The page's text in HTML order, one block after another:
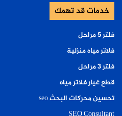
خدمات قد تهمك
فلتر ٥ مراحل
فلاتر مياه منزلية
فلتر ٣ مراحل
قطع غيار فلاتر مياه
تحسين محركات البحث seo